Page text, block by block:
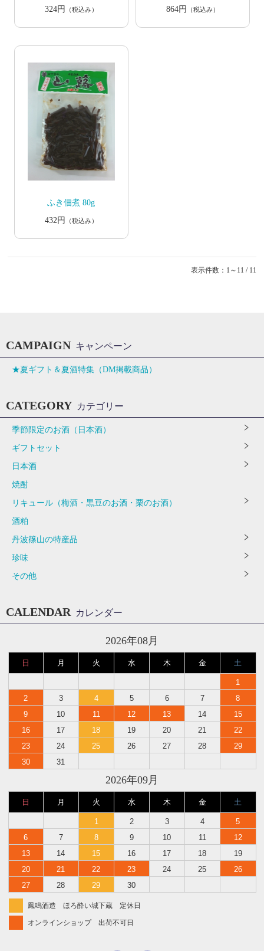
324円
（税込み）
864円
（税込み）
ふき佃煮 80g
432円
（税込み）
表示件数：1～11 / 11
CAMPAIGN キャンペーン
★夏ギフト＆夏酒特集（DM掲載商品）
CATEGORY カテゴリー
季節限定のお酒（日本酒）
ギフトセット
日本酒
焼酎
リキュール（梅酒・黒豆のお酒・栗のお酒）
酒粕
丹波篠山の特産品
珍味
その他
CALENDAR カレンダー
2026年08月
日 月 火 水 木 金 土
1
2
3 4 5 6 7
8
9
10 11 12 13 14
15
16
17 18 19 20 21
22
23
24 25 26 27 28
29
30
31
2026年09月
日 月 火 水 木 金 土
1 2 3 4
5
6
7 8 9 10 11
12
13
14 15 16 17 18
19
20
21 22 23 24 25
26
27
28 29 30
鳳鳴酒造 ほろ酔い城下蔵 定休日
オンラインショップ 出荷不可日